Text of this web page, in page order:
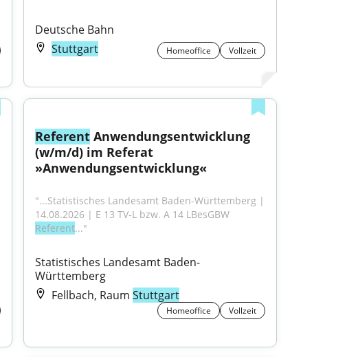
Deutsche Bahn
Stuttgart
Homeoffice Vollzeit
Referent Anwendungsentwicklung
(w/m/d) im Referat
»Anwendungsentwicklung«
"...Statistisches Landesamt Baden-Württemberg |
14.08.2026 | E 13 TV-L bzw. A 14 LBesGBW
Referent..."
Statistisches Landesamt Baden-
Württemberg
Fellbach, Raum Stuttgart
Homeoffice Vollzeit